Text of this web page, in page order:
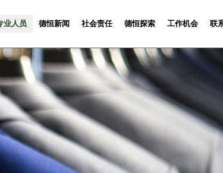
业人员 德恒新闻 社会责任 德恒探索 工作机会 联